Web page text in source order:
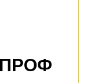
ПРОФ